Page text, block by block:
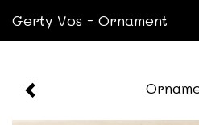
Gerty Vos - Ornament